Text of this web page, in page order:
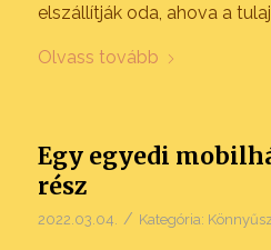
elszállítják oda, ahova a
Olvass tovább
Egy egyedi
rész
2022.03.04. / Kategória: